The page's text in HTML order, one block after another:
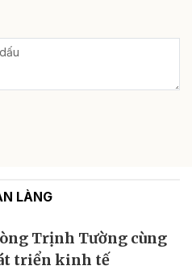
LÀNG
Trịnh Tường cùng
triển kinh tế